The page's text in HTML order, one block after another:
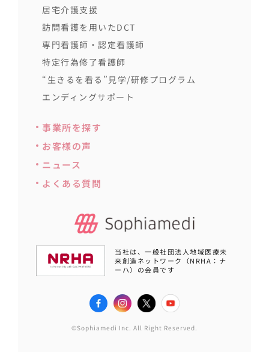
居宅介護支援
訪問看護を用いたDCT
専門看護師・認定看護師
特定行為修了看護師
“生きるを看る”見学/研修プログラム
エンディングサポート
事業所を探す
お客様の声
ニュース
よくある質問
当社は、一般社団法人地域医療未
来創造ネットワーク（NRHA：ナ
ーハ）の会員です
©Sophiamedi Inc. All Right Reserved.